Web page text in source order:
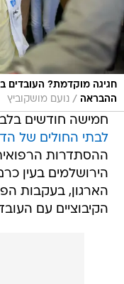
חגיגה מוקדמת? העובדים
ההבראה / נועם מושקוביץ
חמישה חודשים
לבתי החולים של
ההסתדרות
הירושלמים בעין
הארגון, בעקבות
הקיבוציים עם